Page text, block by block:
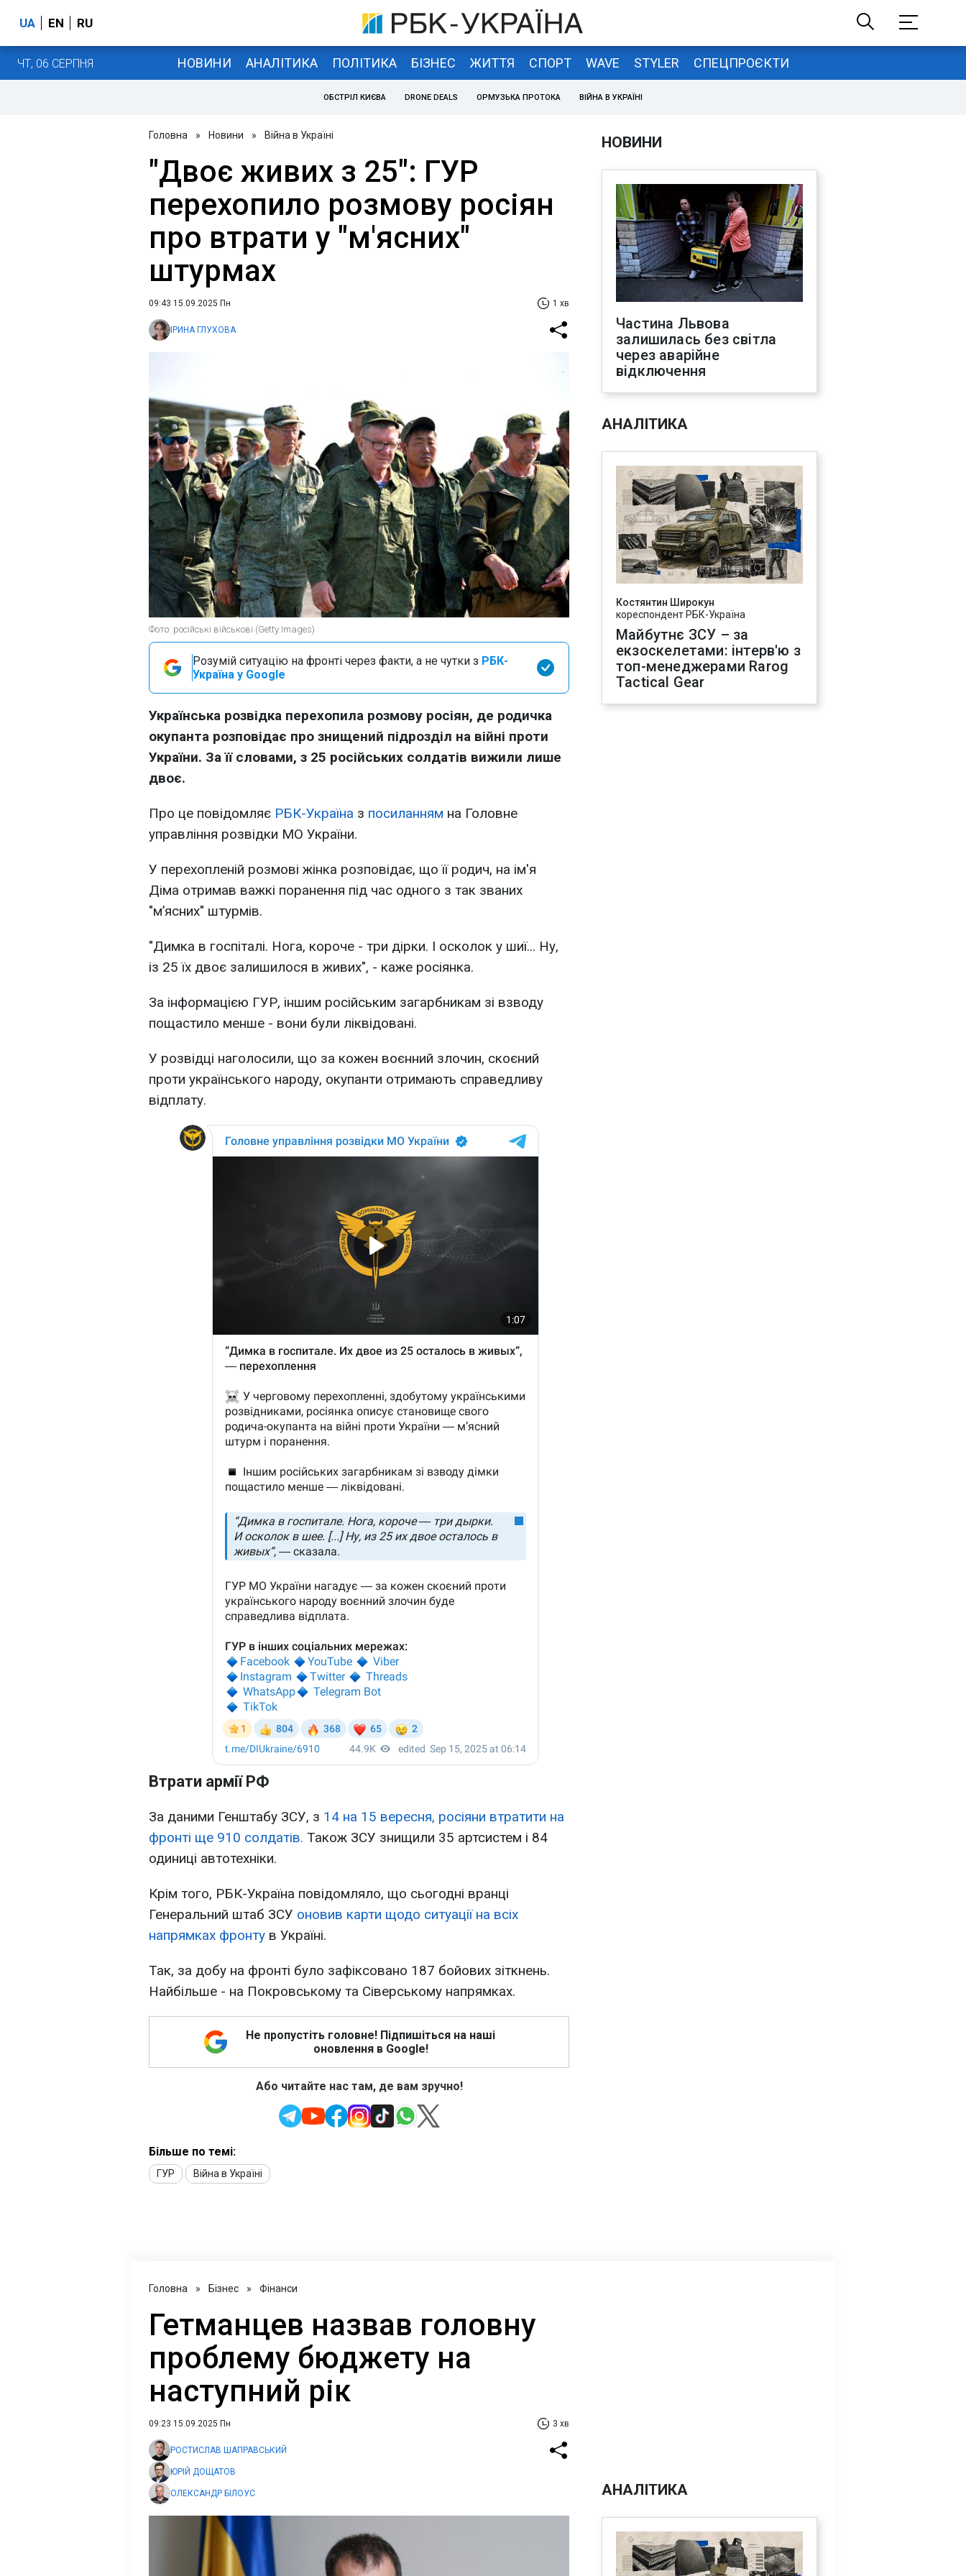
UA EN RU
ЧТ, 06 СЕРПНЯ НОВИНИ АНАЛІТИКА ПОЛІТИКА БІЗНЕС ЖИТТЯ СПОРТ WAVE STYLER СПЕЦПРОЄКТИ
ОБСТРІЛ КИЄВА DRONE DEALS ОРМУЗЬКА ПРОТОКА ВІЙНА В УКРАЇНІ
Головна » Новини » Війна в Україні
"Двоє живих з 25": ГУР
перехопило розмову росіян
про втрати у "м'ясних"
штурмах
09:43 15.09.2025 Пн 1 хв
ІРИНА ГЛУХОВА
Фото: російські військові (Getty Images)
Розумій ситуацію на фронті через факти, а не чутки з РБК-
Україна у Google
Українська розвідка перехопила розмову росіян, де родичка
окупанта розповідає про знищений підрозділ на війні проти
України. За її словами, з 25 російських солдатів вижили лише
двоє.
Про це повідомляє РБК-Україна з посиланням на Головне
управління розвідки МО України.
У перехопленій розмові жінка розповідає, що її родич, на ім'я
Діма отримав важкі поранення під час одного з так званих
"м’ясних" штурмів.
"Димка в госпіталі. Нога, короче - три дірки. І осколок у шиї... Ну,
із 25 їх двоє залишилося в живих", - каже росіянка.
За інформацією ГУР, іншим російським загарбникам зі взводу
пощастило менше - вони були ліквідовані.
У розвідці наголосили, що за кожен воєнний злочин, скоєний
проти українського народу, окупанти отримають справедливу
відплату.
Втрати армії РФ
За даними Генштабу ЗСУ, з 14 на 15 вересня, росіяни втратити на
фронті ще 910 солдатів. Також ЗСУ знищили 35 артсистем і 84
одиниці автотехніки.
Крім того, РБК-Україна повідомляло, що сьогодні вранці
Генеральний штаб ЗСУ оновив карти щодо ситуації на всіх
напрямках фронту в Україні.
Так, за добу на фронті було зафіксовано 187 бойових зіткнень.
Найбільше - на Покровському та Сіверському напрямках.
Не пропустіть головне! Підпишіться на наші
оновлення в Google!
Або читайте нас там, де вам зручно!
Більше по темі:
ГУР Війна в Україні
НОВИНИ
Частина Львова
залишилась без світла
через аварійне
відключення
АНАЛІТИКА
Костянтин Широкун
кореспондент РБК-Україна
Майбутнє ЗСУ – за
екзоскелетами: інтерв'ю з
топ-менеджерами Rarog
Tactical Gear
Головна » Бізнес » Фінанси
Гетманцев назвав головну
проблему бюджету на
наступний рік
09:23 15.09.2025 Пн 3 хв
РОСТИСЛАВ ШАПРАВСЬКИЙ
ЮРІЙ ДОЩАТОВ
ОЛЕКСАНДР БІЛОУС АНАЛІТИКА